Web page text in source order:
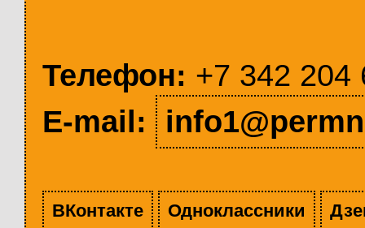
Телефон: +7 342 204
E-mail:
ВКонтакте Одноклассники